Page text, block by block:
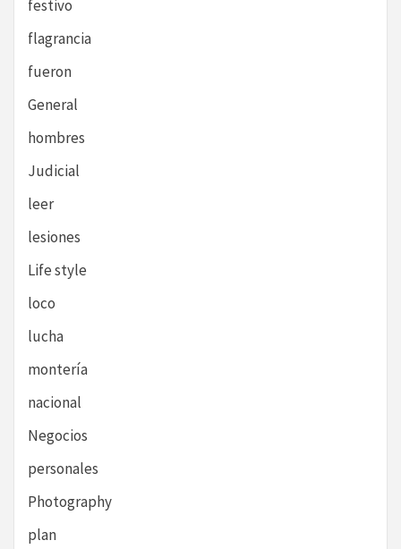
festivo
flagrancia
fueron
General
hombres
Judicial
leer
lesiones
Life style
loco
lucha
montería
nacional
Negocios
personales
Photography
plan